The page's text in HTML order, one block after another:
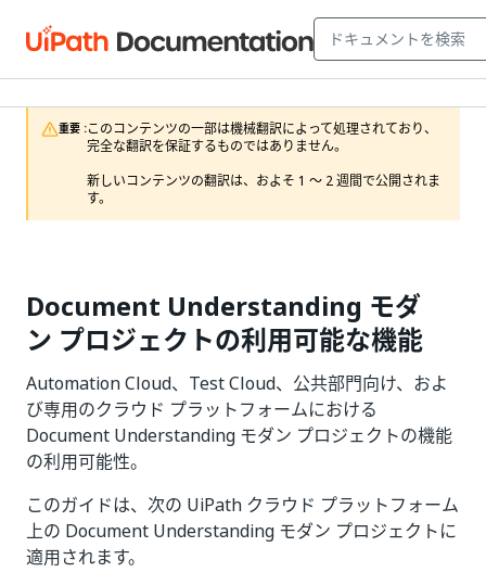
重要 :このコンテンツの一部は機械翻訳によって処理されており、
完全な翻訳を保証するものではありません。
新しいコンテンツの翻訳は、およそ 1 ～ 2 週間で公開されま
す。
Document Understanding モダ
ン プロジェクトの利用可能な機能
Automation Cloud、Test Cloud、公共部門向け、およ
び専用のクラウド プラットフォームにおける
Document Understanding モダン プロジェクトの機能
の利用可能性。
このガイドは、次の UiPath クラウド プラットフォーム
上の Document Understanding モダン プロジェクトに
適用されます。